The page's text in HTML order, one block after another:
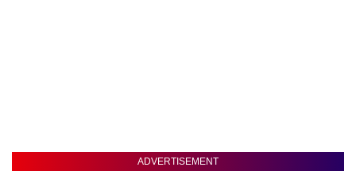
ADVERTISEMENT